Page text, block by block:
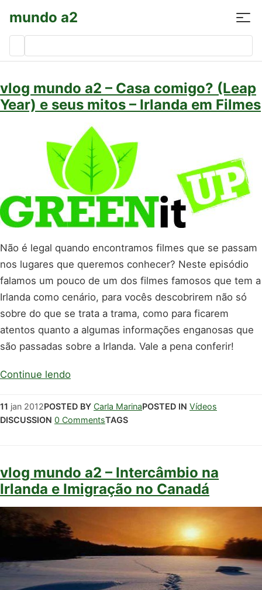
mundo a2
vlog mundo a2 – Casa comigo? (Leap
Year) e seus mitos – Irlanda em Filmes
Não é legal quando encontramos filmes que se passam
nos lugares que queremos conhecer? Neste episódio
falamos um pouco de um dos filmes famosos que tem a
Irlanda como cenário, para vocês descobrirem não só
sobre do que se trata a trama, como para ficarem
atentos quanto a algumas informações enganosas que
são passadas sobre a Irlanda. Vale a pena conferir!
Continue lendo
11 jan 2012POSTED BY Carla MarinaPOSTED IN Vídeos
DISCUSSION 0 CommentsTAGS
vlog mundo a2 – Intercâmbio na
Irlanda e Imigração no Canadá